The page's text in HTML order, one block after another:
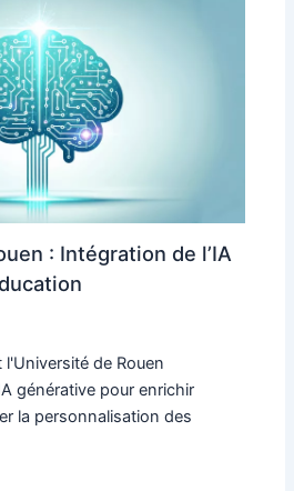
: Intégration de l’IA
de Rouen
générative pour enrichir
la personnalisation des